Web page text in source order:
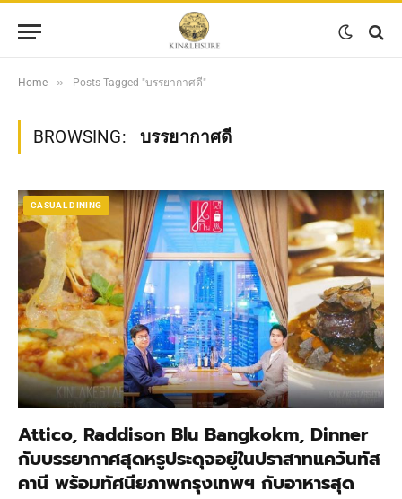
Home » Posts Tagged "บรรยากาศดี"
BROWSING: บรรยากาศดี
CASUAL DINING
Attico, Raddison Blu Bangkokm, Dinner
กับบรรยากาศสุดหรูประดุจอยู่ในปราสาทแคว้นทัส
คานี พร้อมทัศนียภาพกรุงเทพฯ กับอาหารสุด